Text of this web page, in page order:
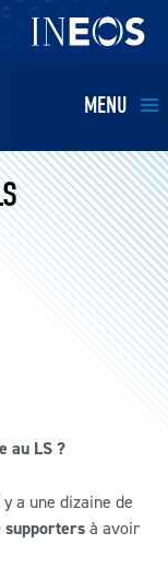
MENU
au LS ?
a une dizaine de
supporters à avoir